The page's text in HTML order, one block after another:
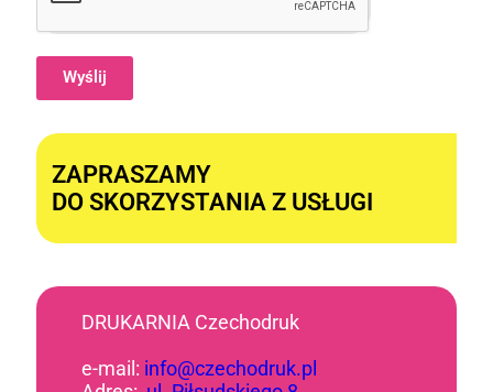
Wyślij
ZAPRASZAMY
DO SKORZYSTANIA Z USŁUGI
DRUKARNIA Czechodruk
e-mail: info@czechodruk.pl